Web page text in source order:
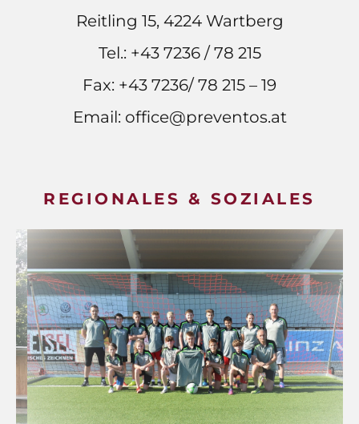
Reitling 15, 4224 Wartberg
Tel.: +43 7236 / 78 215
Fax: +43 7236/ 78 215 – 19
Email: office@preventos.at
REGIONALES & SOZIALES